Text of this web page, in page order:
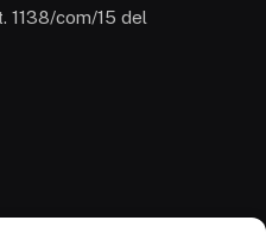
1138/com/15 del